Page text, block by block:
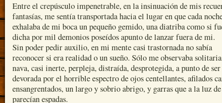
Entre el crepúsculo impenetrable, en la insinuación de mis
fantasías, me sentía transportada hacia el lugar en que cada
exhalaba de mi boca un pequeño gemido, una diatriba como si
dicha por mil demonios poseídos apunto de lanzar fuera de mi.
Sin poder pedir auxilio, en mi mente casi trastornada no sabía
reconocer si era realidad o un sueño. Sólo me observaba
nava, casi inerte, perpleja, distraída, desprotegida, a punto de ser
devorada por el horrible espectro de ojos centellantes, afilados
ensangrentados, un largo y sobrio abrigo, y garras que a la luz
parecían espadas.